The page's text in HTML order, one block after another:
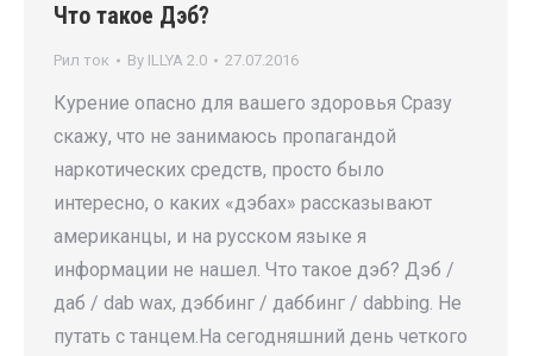
Что такое Дэб?
Рил ток By ILLYA 2.0 27.07.2016
Курение опасно для вашего здоровья Сразу
скажу, что не занимаюсь пропагандой
наркотических средств, просто было
интересно, о каких «дэбах» рассказывают
американцы, и на русском языке я
информации не нашел. Что такое дэб? Дэб /
даб / dab wax, дэббинг / даббинг / dabbing. Не
путать с танцем.На сегодняшний день четкого